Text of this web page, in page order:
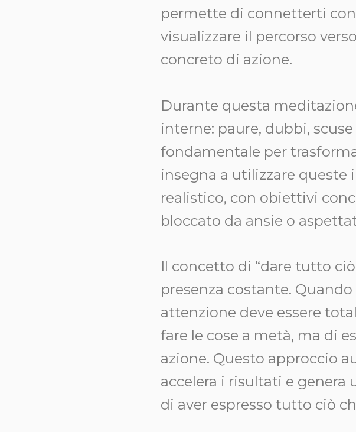
permette di connetterti
visualizzare il percorso
concreto di azione.
Durante questa
interne: paure, dubbi,
fondamentale per
insegna a utilizzare
realistico, con obiettivi
bloccato da ansie o
Il concetto di “dare tutto
presenza costante.
attenzione deve essere
fare le cose a metà, ma di
azione. Questo approccio
accelera i risultati e genera
di aver espresso tutto ciò